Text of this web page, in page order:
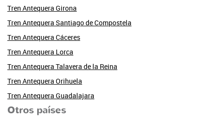
Tren Antequera Girona
Tren Antequera Santiago de Compostela
Tren Antequera Cáceres
Tren Antequera Lorca
Tren Antequera Talavera de la Reina
Tren Antequera Orihuela
Tren Antequera Guadalajara
Otros países